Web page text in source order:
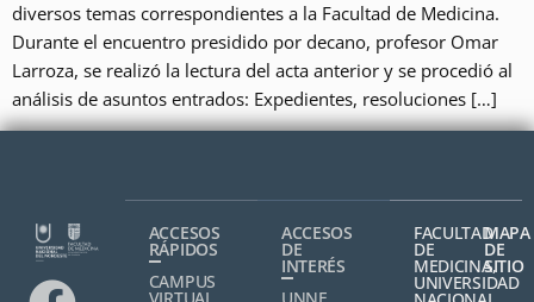
diversos temas correspondientes a la Facultad de Medicina.
Durante el encuentro presidido por decano, profesor Omar
Larroza, se realizó la lectura del acta anterior y se procedió al
análisis de asuntos entrados: Expedientes, resoluciones […]
ACCESOS
RÁPIDOS
CAMPUS
ACCESOS
DE
INTERÉS
FACULTAD
DE
MEDICINA,
UNIVERSIDAD
MAPA
DE
SITIO